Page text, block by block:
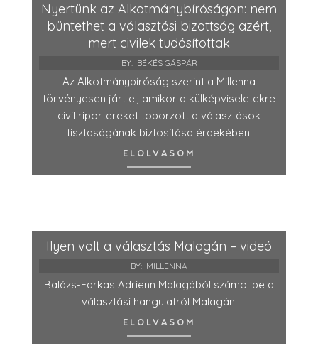
Nyertünk az Alkotmánybíróságon: nem
büntethet a választási bizottság azért,
mert civilek tudósítottak
BY: BÉKÉS GÁSPÁR
Az Alkotmánybíróság szerint a Millenna
törvényesen járt el, amikor a külképviseletekre
civil riportereket toborzott a választások
tisztaságának biztosítása érdekében.
ELOLVASOM
Ilyen volt a választás Malagán – videó
BY: MILLENNA
Balázs-Farkas Adrienn Malagából számol be a
választási hangulatról Malagán.
ELOLVASOM